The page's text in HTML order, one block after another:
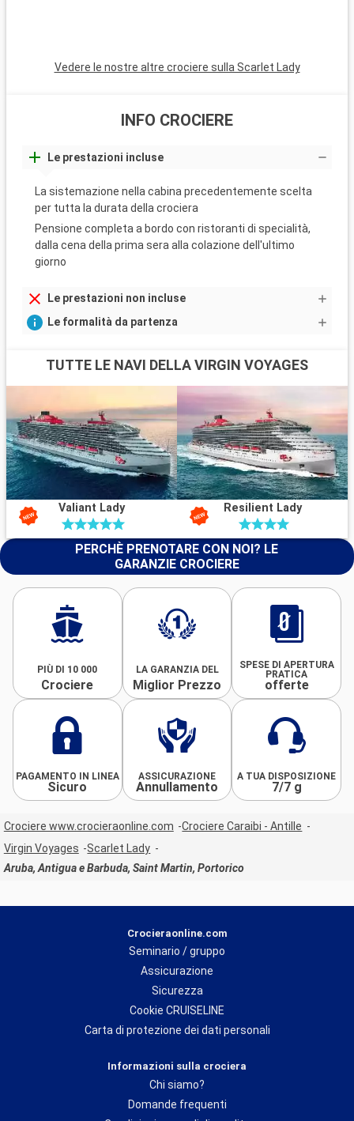
Vedere le nostre altre crociere sulla Scarlet Lady
INFO CROCIERE
Le prestazioni incluse
La sistemazione nella cabina precedentemente scelta
per tutta la durata della crociera
Pensione completa a bordo con ristoranti di specialità,
dalla cena della prima sera alla colazione dell'ultimo
giorno
Le prestazioni non incluse
Le formalità da partenza
TUTTE LE NAVI DELLA VIRGIN VOYAGES
Valiant Lady Resilient Lady
PERCHÈ PRENOTARE CON NOI? LE
GARANZIE CROCIERE
PIÙ DI 10 000
Crociere
LA GARANZIA DEL
Miglior Prezzo
SPESE DI APERTURA
PRATICA
offerte
PAGAMENTO IN LINEA
Sicuro
ASSICURAZIONE
Annullamento
A TUA DISPOSIZIONE
7/7 g
Crociere www.crocieraonline.com
Crociere Caraibi - Antille
Virgin Voyages
Scarlet Lady
Aruba, Antigua e Barbuda, Saint Martin, Portorico
Crocieraonline.com
Seminario / gruppo
Assicurazione
Sicurezza
Cookie CRUISELINE
Carta di protezione dei dati personali
Informazioni sulla crociera
Chi siamo?
Domande frequenti